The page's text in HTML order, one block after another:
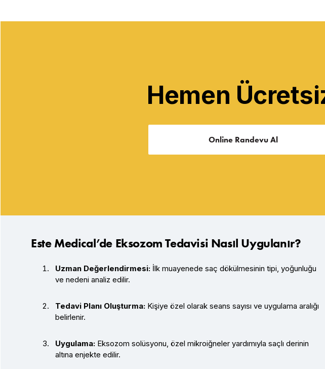
Hemen
Online Randevu Al
Este Medical’de Eksozom Tedavisi Nasıl Uygulanır?
Uzman Değerlendirmesi: İlk muayenede saç dökülmesinin tipi, yoğunluğu
ve nedeni analiz edilir.
Tedavi Planı Oluşturma: Kişiye özel olarak seans sayısı ve uygulama aralığı
belirlenir.
Uygulama: Eksozom solüsyonu, özel mikroiğneler yardımıyla saçlı derinin
altına enjekte edilir.